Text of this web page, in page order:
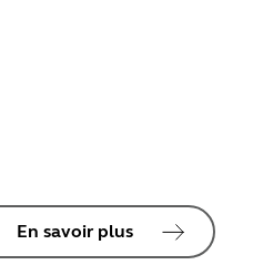
En savoir plus